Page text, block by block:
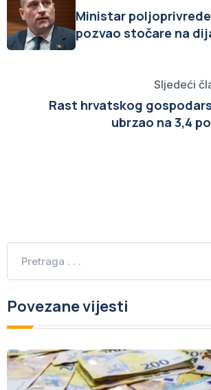
Ministar
pozvao stočare na
Sljedeći
Rast hrvatskog
ubrzao na 3,4
Povezane vijesti